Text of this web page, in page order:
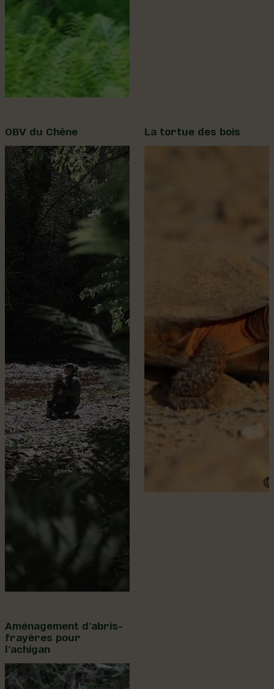
OBV du Chêne La tortue des bois
Aménagement d’abris-
frayères pour
l’achigan